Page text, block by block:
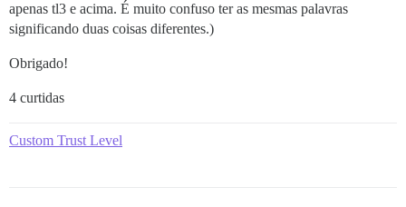
apenas tl3 e acima. É muito confuso ter as mesmas palavras
significando duas coisas diferentes.)
Obrigado!
4 curtidas
Custom Trust Level